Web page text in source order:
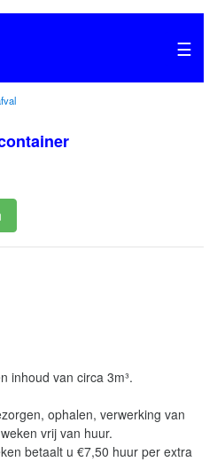
☰
inhoud van circa 3m³.
ophalen, verwerking van
vrij van huur.
betaalt u €7,50 huur per extra